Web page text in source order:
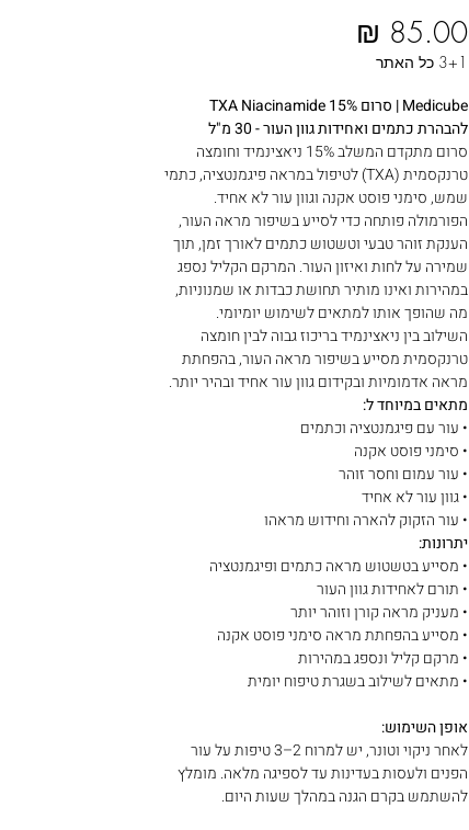
‏85.00 ₪
3+1 כל האתר
Medicube | סרום TXA Niacinamide 15%
להבהרת כתמים ואחידות גוון העור - 30 מ"ל
סרום מתקדם המשלב 15% ניאצינמיד וחומצה
טרנקסמית (TXA) לטיפול במראה פיגמנטציה, כתמי
שמש, סימני פוסט אקנה וגוון עור לא אחיד.
הפורמולה פותחה כדי לסייע בשיפור מראה העור,
הענקת זוהר טבעי וטשטוש כתמים לאורך זמן, תוך
שמירה על לחות ואיזון העור. המרקם הקליל נספג
במהירות ואינו מותיר תחושת כבדות או שמנוניות,
מה שהופך אותו למתאים לשימוש יומיומי.
השילוב בין ניאצינמיד בריכוז גבוה לבין חומצה
טרנקסמית מסייע בשיפור מראה העור, בהפחתת
מראה אדמומיות ובקידום גוון עור אחיד ובהיר יותר.
מתאים במיוחד ל:
• עור עם פיגמנטציה וכתמים
• סימני פוסט אקנה
• עור עמום וחסר זוהר
• גוון עור לא אחיד
• עור הזקוק להארה וחידוש מראהו
יתרונות:
• מסייע בטשטוש מראה כתמים ופיגמנטציה
• תורם לאחידות גוון העור
• מעניק מראה קורן וזוהר יותר
• מסייע בהפחתת מראה סימני פוסט אקנה
• מרקם קליל ונספג במהירות
• מתאים לשילוב בשגרת טיפוח יומית
אופן השימוש:
לאחר ניקוי וטונר, יש למרוח 2–3 טיפות על עור
הפנים ולעסות בעדינות עד לספיגה מלאה. מומלץ
להשתמש בקרם הגנה במהלך שעות היום.